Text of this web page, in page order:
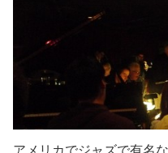
アメリカでジャズで有名